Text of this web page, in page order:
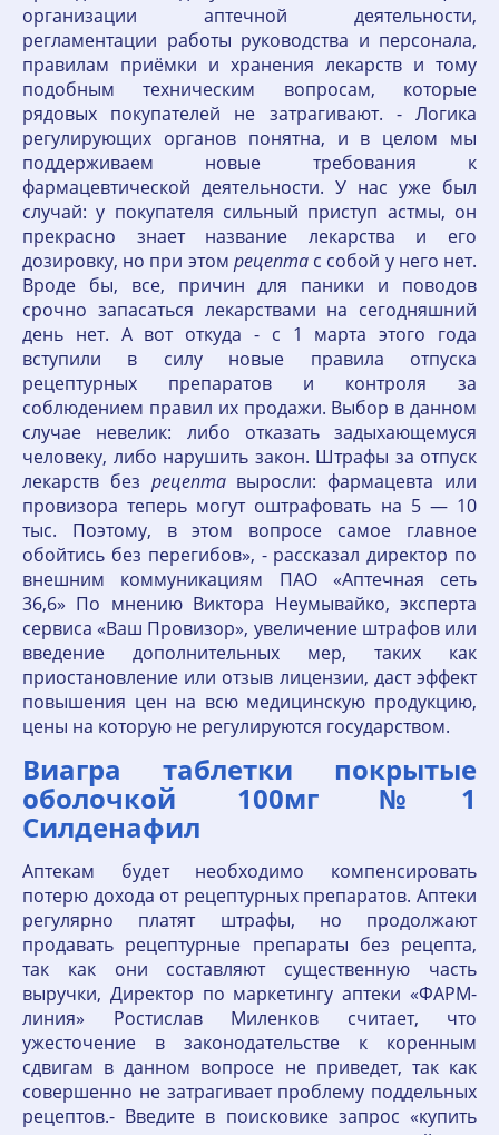
организации аптечной деятельности,
регламентации работы руководства и персонала,
правилам приёмки и хранения лекарств и тому
подобным техническим вопросам, которые
рядовых покупателей не затрагивают. - Логика
регулирующих органов понятна, и в целом мы
поддерживаем новые требования к
фармацевтической деятельности. У нас уже был
случай: у покупателя сильный приступ астмы, он
прекрасно знает название лекарства и его
дозировку, но при этом рецептас собой у него нет.
Вроде бы, все, причин для паники и поводов
срочно запасаться лекарствами на сегодняшний
день нет. А вот откуда - с 1 марта этого года
вступили в силу новые правила отпуска
рецептурных препаратов и контроля за
соблюдением правил их продажи. Выбор в данном
случае невелик: либо отказать задыхающемуся
человеку, либо нарушить закон. Штрафы за отпуск
лекарств без рецептавыросли: фармацевта или
провизора теперь могут оштрафовать на 5 — 10
тыс. Поэтому, в этом вопросе самое главное
обойтись без перегибов», - рассказал директор по
внешним коммуникациям ПАО «Аптечная сеть
36,6» По мнению Виктора Неумывайко, эксперта
сервиса «Ваш Провизор», увеличение штрафов или
введение дополнительных мер, таких как
приостановление или отзыв лицензии, даст эффект
повышения цен на всю медицинскую продукцию,
цены на которую не регулируются государством.
Виагра таблетки покрытые
оболочкой 100мг №1
Силденафил
Аптекам будет необходимо компенсировать
потерю дохода от рецептурных препаратов. Аптеки
регулярно платят штрафы, но продолжают
продавать рецептурные препараты без рецепта,
так как они составляют существенную часть
выручки, Директор по маркетингу аптеки «ФАРМ-
линия» Ростислав Миленков считает, что
ужесточение в законодательстве к коренным
сдвигам в данном вопросе не приведет, так как
совершенно не затрагивает проблему поддельных
рецептов.- Введите в поисковике запрос «купить